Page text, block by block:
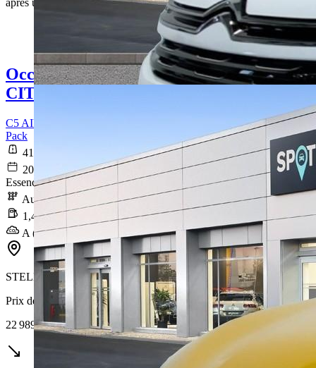
Occasion
CITROEN C5 AIRCROSS
C5 AIRCROSS Hybride Rechargeable 225 S&S e-EAT8 Shine
Pack
41 409 km
2021-12-31
Essence / Courant électrique
Automatique
1,4 l/100km
A (32 g/km)
STELLANTIS &YOU LYON VÉNISSIEUX ÉTATS-UNIS
Prix de vente
22 989 €